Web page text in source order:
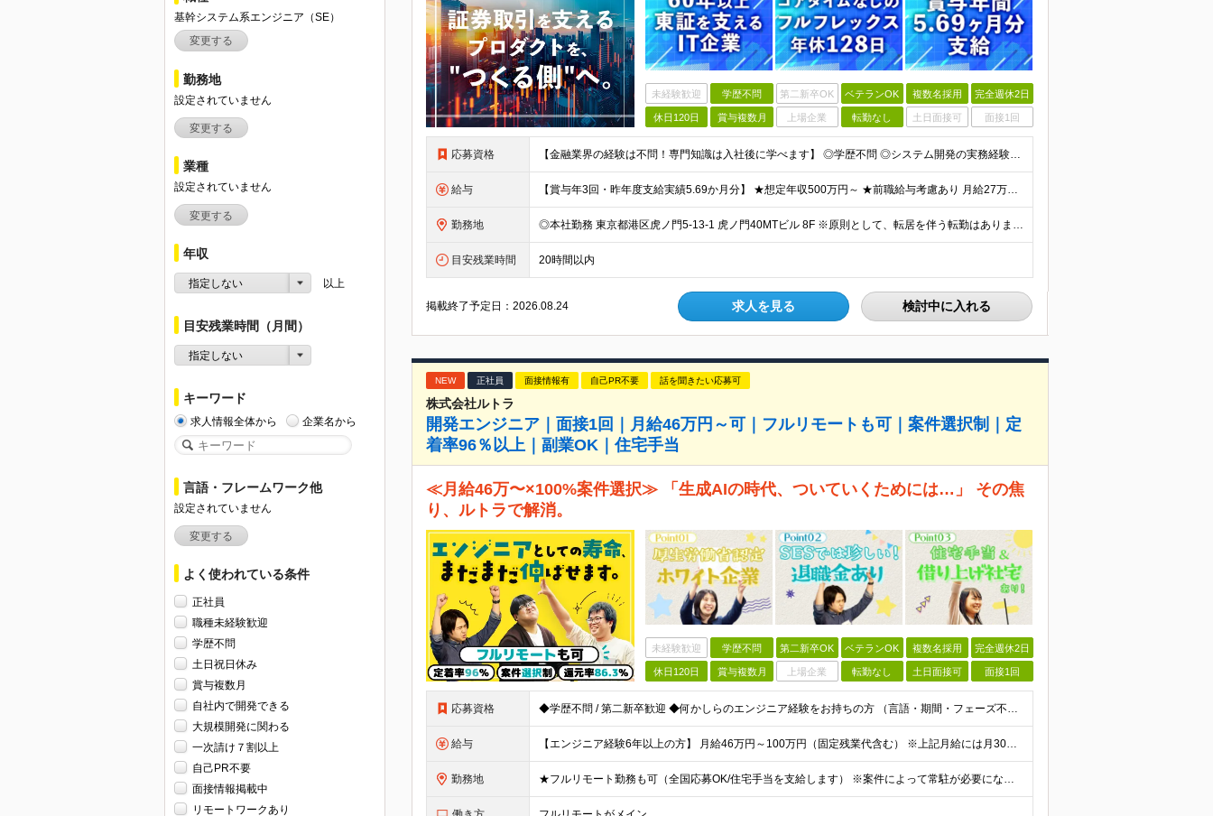
基幹システム系エンジニア（SE）
変更する
勤務地
設定されていません
変更する
業種
設定されていません
変更する
年収
指定しない 以上
目安残業時間（月間）
指定しない
キーワード
求人情報全体から 企業名から
言語・フレームワーク他
設定されていません
変更する
よく使われている条件
正社員
職種未経験歓迎
学歴不問
土日祝日休み
賞与複数月
自社内で開発できる
大規模開発に関わる
一次請け７割以上
自己PR不要
面接情報掲載中
リモートワークあり
未経験歓迎 学歴不問 第二新卒OK ベテランOK 複数名採用 完全週休2日
休日120日 賞与複数月 上場企業 転勤なし 土日面接可 面接1回
応募資格 【金融業界の経験は不問！専門知識は入社後に学べます】 ◎学歴不問 ◎システム開発の実務経験をお持ちの方 └3年以上・Java、C#いずれかの使用経験をお持ちの方を想定しております 【以下のような方は
給与 【賞与年3回・昨年度支給実績5.69か月分】 ★想定年収500万円～ ★前職給与考慮あり 月給27万円～59万円 +残業代全額支給(1分単位、監督職以下) +人事評価による賞与年2回（4月/10月）
勤務地 ◎本社勤務 東京都港区虎ノ門5-13-1 虎ノ門40MTビル 8F ※原則として、転居を伴う転勤はありません ※(変更の範囲)上記を除く当社関連勤務地
目安残業時間 20時間以内
掲載終了予定日：2026.08.24 求人を見る 検討中に入れる
NEW 正社員 面接情報有 自己PR不要 話を聞きたい応募可
株式会社ルトラ
開発エンジニア｜面接1回｜月給46万円～可｜フルリモートも可｜案件選択制｜定
着率96％以上｜副業OK｜住宅手当
≪月給46万〜×100%案件選択≫ 「生成AIの時代、ついていくためには…」 その焦
り、ルトラで解消。
未経験歓迎 学歴不問 第二新卒OK ベテランOK 複数名採用 完全週休2日
休日120日 賞与複数月 上場企業 転勤なし 土日面接可 面接1回
応募資格 ◆学歴不問 / 第二新卒歓迎 ◆何かしらのエンジニア経験をお持ちの方 （言語・期間・フェーズ不問） 経験浅めの方も遠慮なくご応募ください！ ■入社前Q＆A ────── ◎実力に見合った報酬が手に
給与 【エンジニア経験6年以上の方】 月給46万円～100万円（固定残業代含む） ※上記月給には月30時間分の固定残業代（月8万7,400円～月19万円）を含む。超過分は全額支給。 【エンジニア経験4年以
勤務地 ★フルリモート勤務も可（全国応募OK/住宅手当を支給します） ※案件によって常駐が必要になる場合があります。 ※希望がない限り、転勤はありません ※U・Iターン歓迎 ★ルトラの社員は全国各地で活躍中